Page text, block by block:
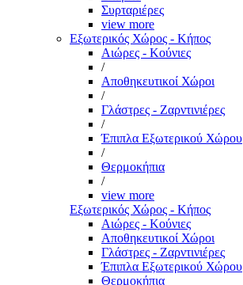
Συρταριέρες
view more
Εξωτερικός Χώρος - Κήπος
Αιώρες - Κούνιες
/
Αποθηκευτικοί Χώροι
/
Γλάστρες - Ζαρντινιέρες
/
Έπιπλα Εξωτερικού Χώρου
/
Θερμοκήπια
/
view more
Εξωτερικός Χώρος - Κήπος
Αιώρες - Κούνιες
Αποθηκευτικοί Χώροι
Γλάστρες - Ζαρντινιέρες
Έπιπλα Εξωτερικού Χώρου
Θερμοκήπια